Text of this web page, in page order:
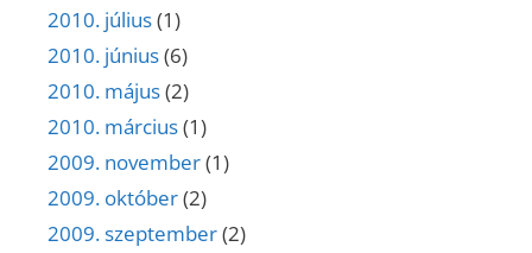
2010. július(1)
2010. június(6)
2010. május(2)
2010. március(1)
2009. november(1)
2009. október(2)
2009. szeptember(2)